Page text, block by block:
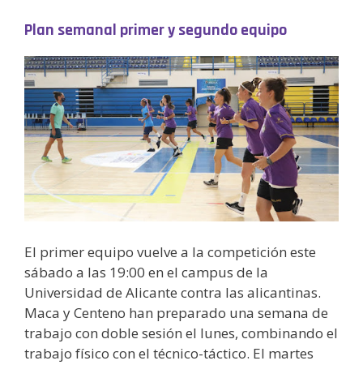
Plan semanal primer y segundo equipo
El primer equipo vuelve a la competición este
sábado a las 19:00 en el campus de la
Universidad de Alicante contra las alicantinas.
Maca y Centeno han preparado una semana de
trabajo con doble sesión el lunes, combinando el
trabajo físico con el técnico-táctico. El martes